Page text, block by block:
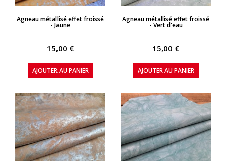
APERÇU RAPIDE
Agneau métallisé effet froissé
- Jaune
15,00 €
AJOUTER AU PANIER
APERÇU RAPIDE
Agneau métallisé effet froissé
- Vert d'eau
15,00 €
AJOUTER AU PANIER